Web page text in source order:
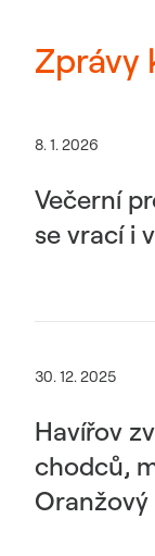
Zprávy
8. 1. 2026
Večerní
se vrací i
30. 12. 2025
Havířov
chodců,